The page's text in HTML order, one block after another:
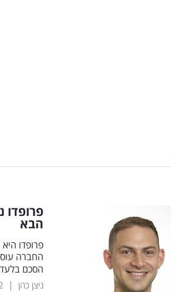
פרופדו
הבא
פרופדו
החברה
הסכם
ניצן כהן |